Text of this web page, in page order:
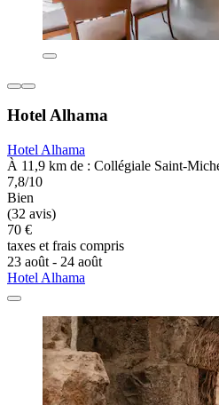
Hotel Alhama
Hotel Alhama
À 11,9 km de : Collégiale Saint-
7,8/10
Bien
(32 avis)
70 €
taxes et frais compris
23 août - 24 août
Hotel Alhama